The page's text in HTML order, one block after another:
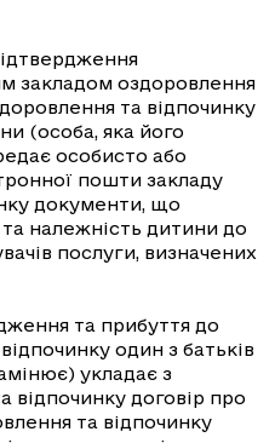
закладом оздоровлення
та відпочинку
(особа, яка його
особисто або
пошти закладу
документи, що
належність дитини до
послуги, визначених
та прибуття до
один з батьків
укладає з
відпочинку договір про
та відпочинку